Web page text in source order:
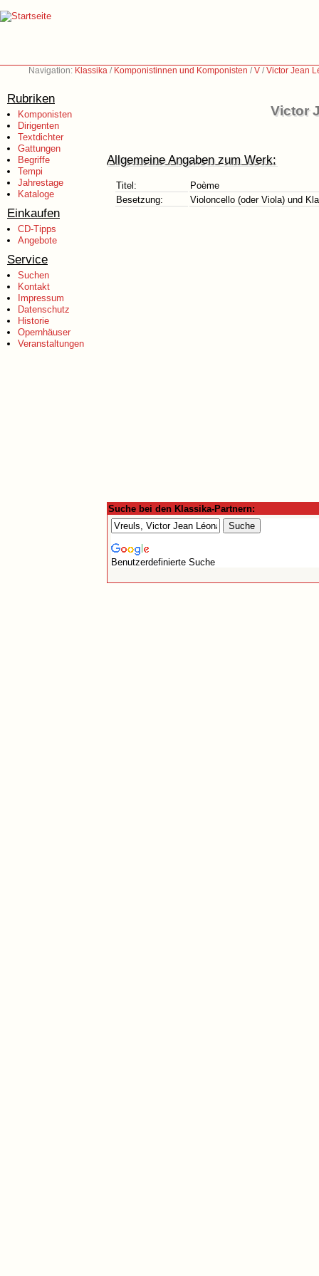
Navigation: Klassika / Komponistinnen und Komponisten /V /Victor Jean
Rubriken
Komponisten
Dirigenten
Textdichter
Gattungen
Begriffe
Tempi
Jahrestage
Kataloge
Einkaufen
CD-Tipps
Angebote
Service
Suchen
Kontakt
Impressum
Datenschutz
Historie
Opernhäuser
Veranstaltungen
Victor
Allgemeine Angaben zum Werk:
Titel:
Poème
Besetzung:
Violoncello (oder Viola) und
Suche bei den Klassika-Partnern:
Benutzerdefinierte Suche